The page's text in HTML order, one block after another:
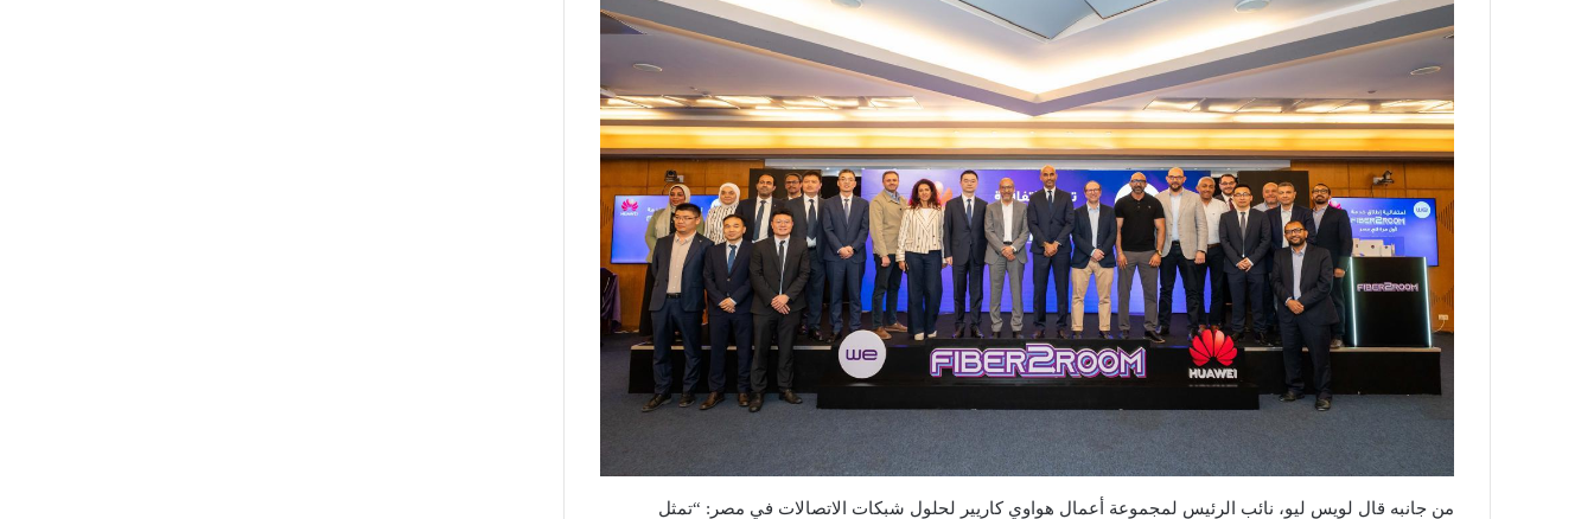
من جانبه قال لويس ليو، نائب الرئيس لمجموعة أعمال هواوي كاريير لحلول شبكات الاتصالات في مصر: “تمثل